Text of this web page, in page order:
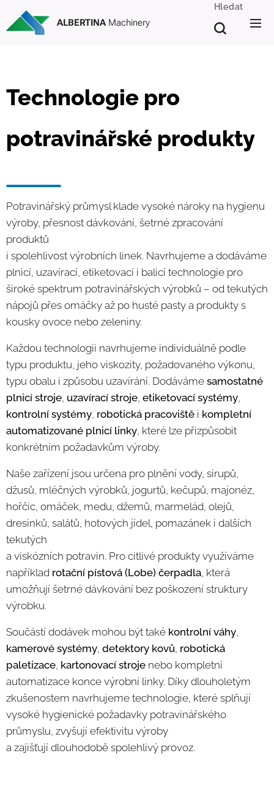
ALBERTINA Machinery
Hledat
Technologie pro
potravinářské produkty
Potravinářský průmysl klade vysoké nároky na hygienu
výroby, přesnost dávkování, šetrné zpracování
produktů
i spolehlivost výrobních linek. Navrhujeme a dodáváme
plnicí, uzavírací, etiketovací i balicí technologie pro
široké spektrum potravinářských výrobků – od tekutých
nápojů přes omáčky až po husté pasty a produkty s
kousky ovoce nebo zeleniny.
Každou technologii navrhujeme individuálně podle
typu produktu, jeho viskozity, požadovaného výkonu,
typu obalu i způsobu uzavírání. Dodáváme samostatné
plnicí stroje, uzavírací stroje, etiketovací systémy,
kontrolní systémy, robotická pracoviště i kompletní
automatizované plnicí linky, které lze přizpůsobit
konkrétním požadavkům výroby.
Naše zařízení jsou určena pro plnění vody, sirupů,
džusů, mléčných výrobků, jogurtů, kečupů, majonéz,
hořčic, omáček, medu, džemů, marmelád, olejů,
dresinků, salátů, hotových jídel, pomazánek i dalších
tekutých
a viskózních potravin. Pro citlivé produkty využíváme
například rotační pístová (Lobe) čerpadla, která
umožňují šetrné dávkování bez poškození struktury
výrobku.
Součástí dodávek mohou být také kontrolní váhy,
kamerové systémy, detektory kovů, robotická
paletizace, kartonovací stroje nebo kompletní
automatizace konce výrobní linky. Díky dlouholetým
zkušenostem navrhujeme technologie, které splňují
vysoké hygienické požadavky potravinářského
průmyslu, zvyšují efektivitu výroby
a zajišťují dlouhodobě spolehlivý provoz.